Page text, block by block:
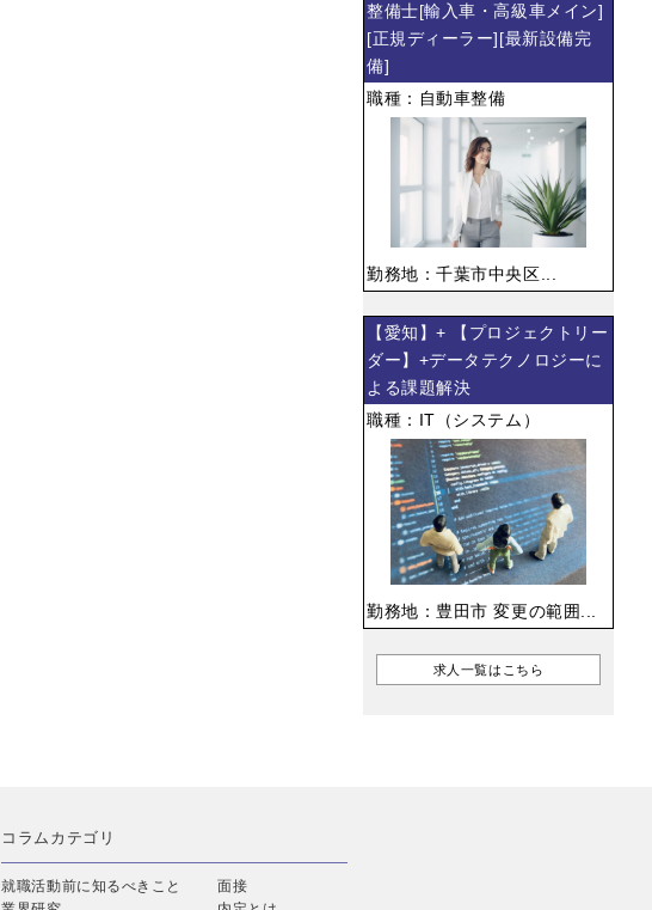
整備士[輸入車・高級車メイン]
[正規ディーラー][最新設備完
備]
職種：自動車整備
勤務地：千葉市中央区...
【愛知】+ 【プロジェクトリー
ダー】+データテクノロジーに
よる課題解決
職種：IT（システム）
勤務地：豊田市 変更の範囲...
求人一覧はこちら
コラムカテゴリ
就職活動前に知るべきこと
面接